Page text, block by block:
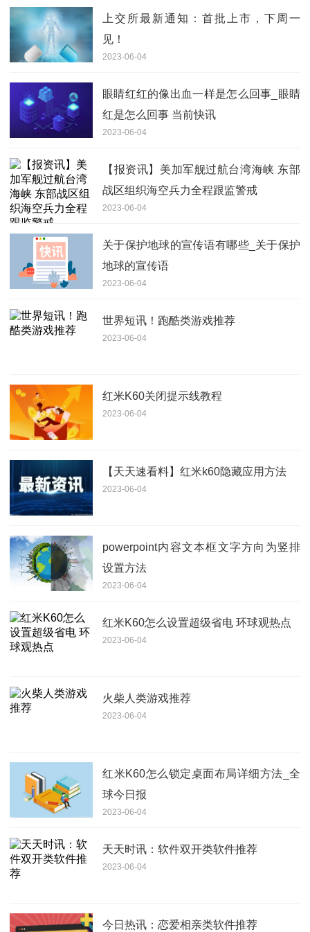
上交所最新通知：首批上市，下周一
见！
2023-06-04
眼睛红红的像出血一样是怎么回事_眼睛
红是怎么回事 当前快讯
2023-06-04
【报资讯】美加军舰过航台湾海峡 东部
战区组织海空兵力全程跟监警戒
2023-06-04
关于保护地球的宣传语有哪些_关于保护
地球的宣传语
2023-06-04
世界短讯！跑酷类游戏推荐
2023-06-04
红米K60关闭提示线教程
2023-06-04
【天天速看料】红米k60隐藏应用方法
2023-06-04
powerpoint内容文本框文字方向为竖排
设置方法
2023-06-04
红米K60怎么设置超级省电 环球观热点
2023-06-04
火柴人类游戏推荐
2023-06-04
红米K60怎么锁定桌面布局详细方法_全
球今日报
2023-06-04
天天时讯：软件双开类软件推荐
2023-06-04
今日热讯：恋爱相亲类软件推荐